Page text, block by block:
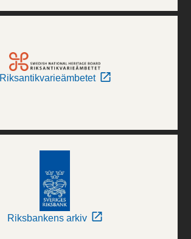
Riksantikvarieämbetet
Riksbankens arkiv